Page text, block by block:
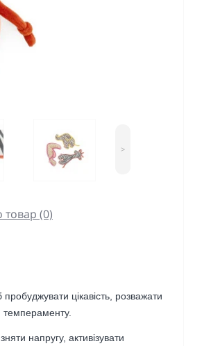
>
(0)
цікавість, розважати
темпераменту.
напругу, активізувати